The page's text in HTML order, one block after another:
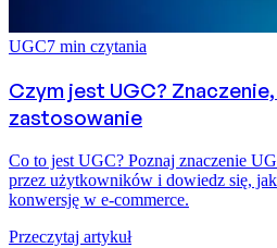
UGC7 min czytania
Czym jest UGC? Znaczenie,
zastosowanie
Co to jest UGC? Poznaj znaczenie
przez użytkowników i dowiedz się,
konwersję w e-commerce.
Przeczytaj artykuł